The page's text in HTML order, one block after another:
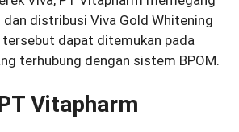
distribusi Viva Gold Whitening
dapat ditemukan pada
terhubung dengan sistem BPOM.
Vitapharm